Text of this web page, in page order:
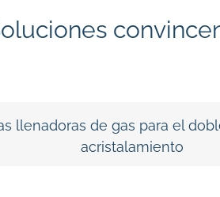
llenadoras de gas para el
acristalamiento